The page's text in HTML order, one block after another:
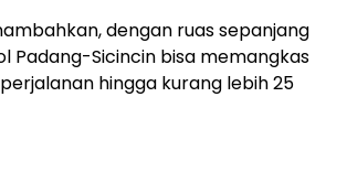
dengan ruas sepanjang
Padang-Sicincin bisa memangkas
hingga kurang lebih 25